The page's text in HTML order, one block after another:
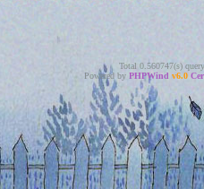
Total 0.560747(s)
Powered by PHPWind v6.0